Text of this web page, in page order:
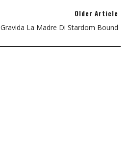
Older Article
Gravida La Madre Di Stardom Bound